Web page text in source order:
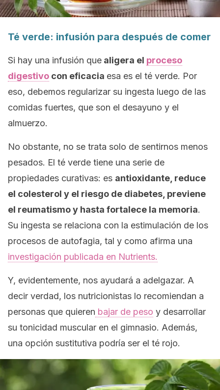
Té verde: infusión para después de comer
Si hay una infusión que aligera el proceso
digestivo con eficacia esa es el té verde. Por
eso, debemos regularizar su ingesta luego de las
comidas fuertes, que son el desayuno y el
almuerzo.
No obstante, no se trata solo de sentirnos menos
pesados. El té verde tiene una serie de
propiedades curativas: es antioxidante, reduce
el colesterol y el riesgo de diabetes, previene
el reumatismo y hasta fortalece la memoria.
Su ingesta se relaciona con la estimulación de los
procesos de autofagia, tal y como afirma una
investigación publicada en Nutrients.
Y, evidentemente, nos ayudará a adelgazar. A
decir verdad, los nutricionistas lo recomiendan a
personas que quieren bajar de peso y desarrollar
su tonicidad muscular en el gimnasio. Además,
una opción sustitutiva podría ser el té rojo.